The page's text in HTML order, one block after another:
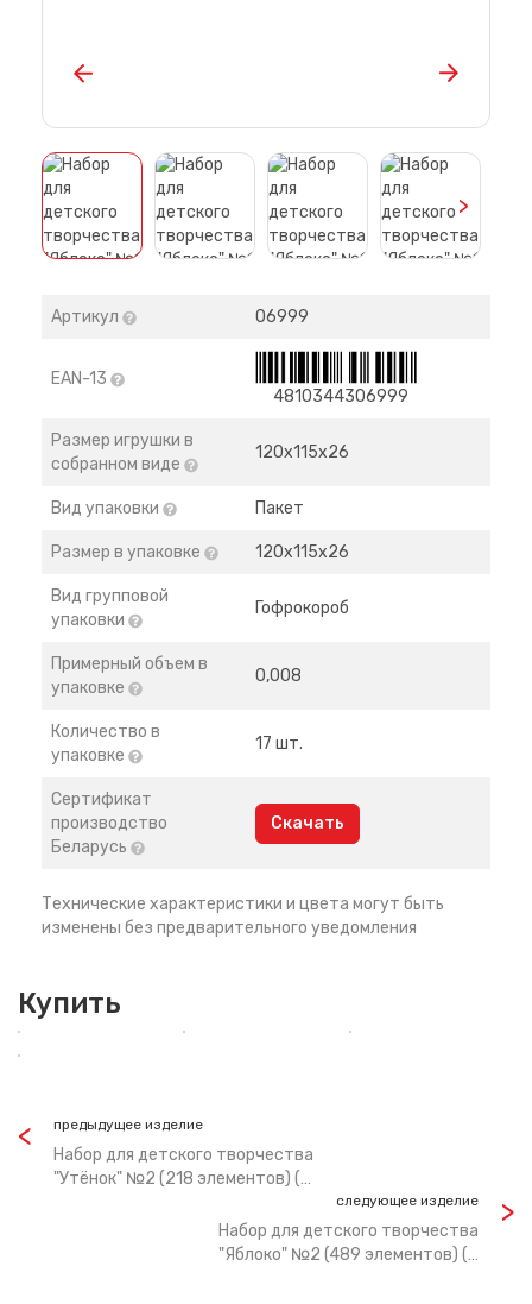
>
Артикул 06999
EAN-13
4810344306999
Размер игрушки в
собранном виде
120х115х26
Вид упаковки Пакет
Размер в упаковке 120х115х26
Вид групповой
упаковки
Гофрокороб
Примерный объем в
упаковке
0,008
Количество в
упаковке
17 шт.
Сертификат
производство
Беларусь
Скачать
Технические характеристики и цвета могут быть
изменены без предварительного уведомления
Купить
предыдущее изделие
Набор для детского творчества
"Утёнок" №2 (218 элементов) (…
следующее изделие
Набор для детского творчества
"Яблоко" №2 (489 элементов) (…